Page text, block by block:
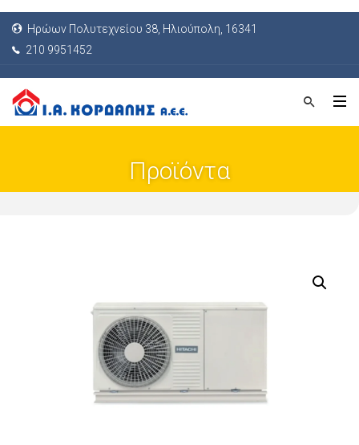
Ηρώων Πολυτεχνείου 38, Ηλιούπολη, 16341
210 9951452
Προϊόντα